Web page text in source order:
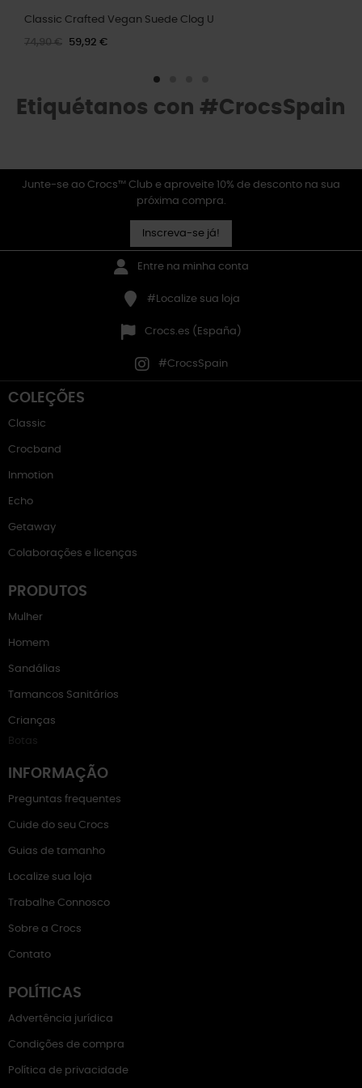
Classic Crafted Vegan Suede Clog U
74,90 € 59,92 €
Etiquétanos con #CrocsSpain
Junte-se ao Crocs™ Club e aproveite 10% de desconto na sua
próxima compra.
Inscreva-se já!
Entre na minha conta
#Localize sua loja
Crocs.es (España)
#CrocsSpain
COLEÇÕES
Classic
Crocband
Inmotion
Echo
Getaway
Colaborações e licenças
PRODUTOS
Mulher
Homem
Sandálias
Tamancos Sanitários
Crianças
Botas
INFORMAÇÃO
Preguntas frequentes
Cuide do seu Crocs
Guias de tamanho
Localize sua loja
Trabalhe Connosco
Sobre a Crocs
Contato
POLÍTICAS
Advertência jurídica
Condições de compra
Política de privacidade